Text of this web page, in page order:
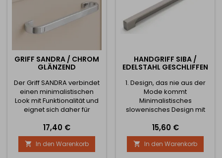
GRIFF SANDRA / CHROM
GLÄNZEND
Der Griff SANDRA verbindet
einen minimalistischen
Look mit Funktionalität und
eignet sich daher für
und Büroräume. Seine
schmale Form sieht elegant
aus, ermöglicht aber
gleichzeitig einen
Preis
17,40 €
 In den Warenkorb
HANDGRIFF SIBA /
EDELSTAHL GESCHLIFFEN
1. Design, das nie aus der
Mode kommt
Minimalistisches
slowenisches Design mit
abgerundeten Kanten ist
der Beweis dafür, dass
Schönheit in der Einfachheit
liegt. Die gebürstete Bronze
Preis
15,60 €
 In den Warenkorb